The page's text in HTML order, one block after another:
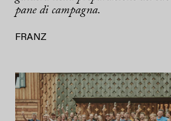
pane di campagna.
FRANZ